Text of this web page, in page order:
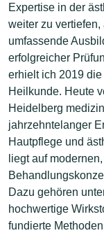
Expertise in der
weiter zu
umfassende
erfolgreicher
erhielt ich 2019
Heilkunde. Heute
Heidelberg
jahrzehntelanger
Hautpflege und
liegt auf
Dazu gehören
hochwertige
fundierte